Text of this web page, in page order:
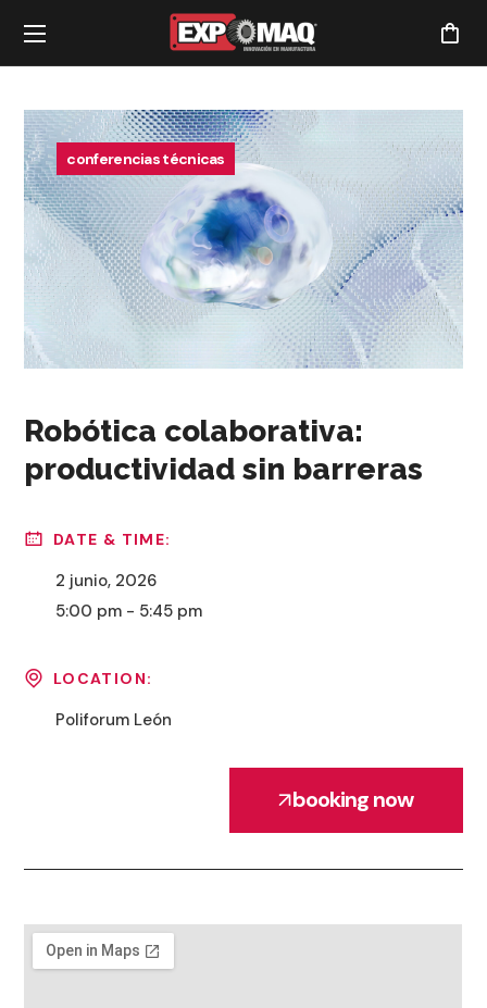
conferencias técnicas
Robótica colaborativa:
productividad sin barreras
DATE & TIME:
2 junio, 2026
5:00 pm - 5:45 pm
LOCATION:
Poliforum León
booking now